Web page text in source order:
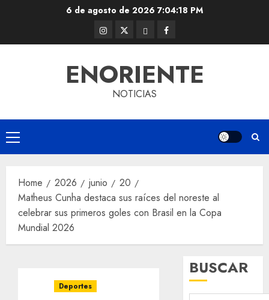
6 de agosto de 2026 7:04:18 PM
Instagram
@EnOriente
Twitter
(X)
ThreadsFacebook
ENORIENTE
NOTICIAS
Primary
Menu
Home 2026 junio
20
Matheus Cunha destaca sus raíces del noreste al
celebrar sus primeros goles con Brasil en la Copa
Mundial 2026
Deportes
BUSCAR